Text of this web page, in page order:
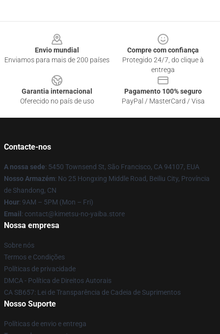
Envio mundial
Enviamos para mais de 200 países
Compre com confiança
Protegido 24/7, do clique à
entrega
Garantia internacional
Oferecido no país de uso
Pagamento 100% seguro
PayPal / MasterCard / Visa
Contacte-nos
A nossa sede: 5450 Townsend St, São Francisco, CA 94107, EUA
Nosso Armazém: No 25 Hongxing Middle Road, Beiliu City, Província
de Shandong, CN
Hour: 9AM – 5PM (Mon – Fri)
Email : contact@kimetsu-no-yaiba.store
Nossa empresa
Sobre nós
Termos e Condições
Políticas de privacidade
DMCA - Política de Direitos Autorais
CA SB657: Lei de Transparência de Cadeia de Suprimentos
Nosso Suporte
Políticas de envio e entrega